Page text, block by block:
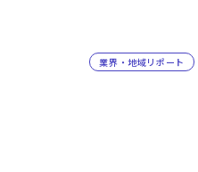
業界・地域リポート